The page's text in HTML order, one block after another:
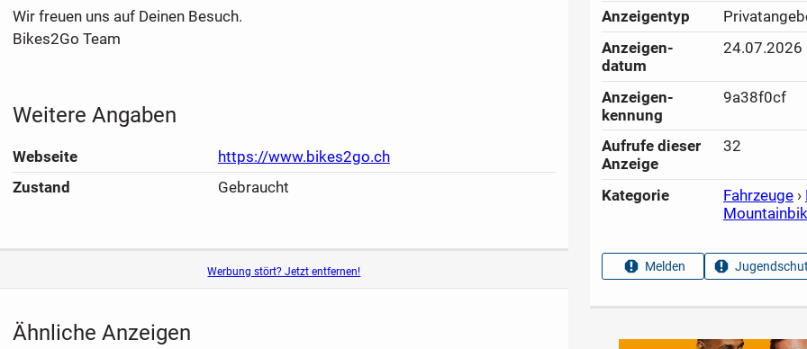
Wir freuen uns auf Deinen Besuch.
Bikes2Go Team
Weitere Angaben
Webseite
https://www.bikes2go.ch
Zustand
Gebraucht
Werbung stört? Jetzt entfernen!
Ähnliche Anzeigen
Anzeigen­typ
Anzeigen­
datum
24.07.2026
Anzeigen­
kennung
9a38f0cf
Aufrufe dieser
Anzeige
32
Kategorie Fahrzeuge ›
Melden